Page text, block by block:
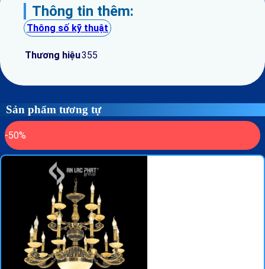
Thông tin thêm:
Thông số kỹ thuật
Thương hiệu355
Sản phẩm tương tự
-50%